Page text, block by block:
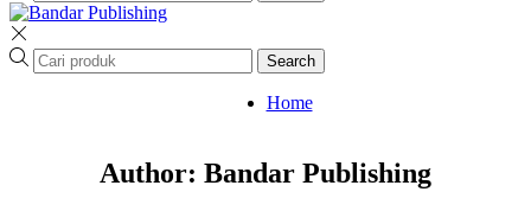
Search
Home
Author: Bandar Publishing